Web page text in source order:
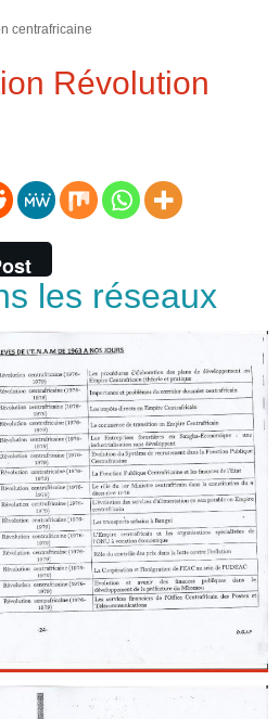
centrafricaine
Révolution
les réseaux